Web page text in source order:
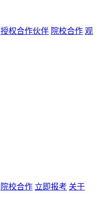
授权合作伙伴 院校合作 观
院校合作 立即报考 关于